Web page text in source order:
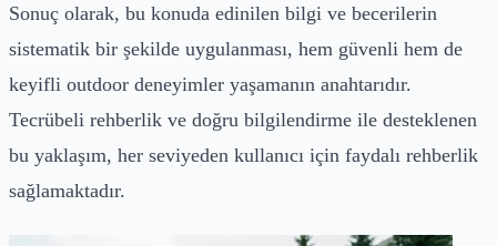
Sonuç olarak, bu konuda edinilen bilgi ve becerilerin
sistematik bir şekilde uygulanması, hem güvenli hem de
keyifli outdoor deneyimler yaşamanın anahtarıdır.
Tecrübeli rehberlik ve doğru bilgilendirme ile desteklenen
bu yaklaşım, her seviyeden kullanıcı için faydalı rehberlik
sağlamaktadır.